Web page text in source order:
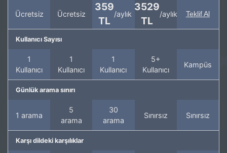
Ücretsiz Ücretsiz
359
TL
/aylık
3529
TL
/aylık Teklif Al
Kullanıcı Sayısı
1
Kullanıcı
1
Kullanıcı
1
Kullanıcı
5+
Kullanıcı
Kampüs
Günlük arama sınırı
1 arama
5
arama
30
arama
Sınırsız Sınırsız
Karşı dildeki karşılıklar